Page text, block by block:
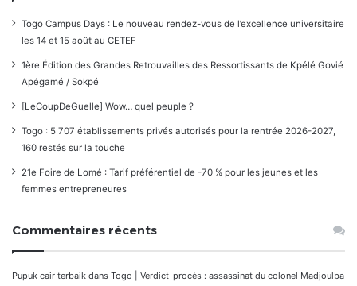
Togo Campus Days : Le nouveau rendez-vous de l’excellence universitaire
les 14 et 15 août au CETEF
1ère Édition des Grandes Retrouvailles des Ressortissants de Kpélé Govié
Apégamé / Sokpé
[LeCoupDeGuelle] Wow… quel peuple ?
Togo : 5 707 établissements privés autorisés pour la rentrée 2026-2027,
160 restés sur la touche
21e Foire de Lomé : Tarif préférentiel de -70 % pour les jeunes et les
femmes entrepreneures
Commentaires récents
Pupuk cair terbaik dans Togo | Verdict-procès : assassinat du colonel Madjoulba